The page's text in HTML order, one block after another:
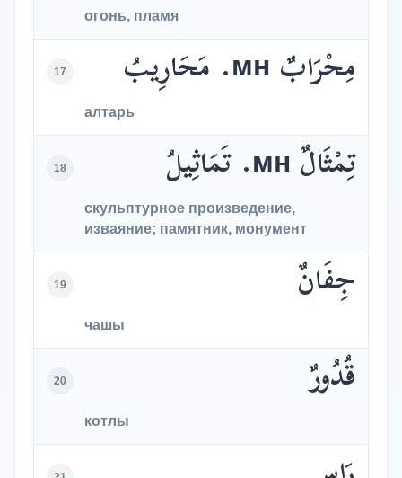
огонь, пламя
17 مِحْرَابٌ мн. مَحَارِيبُ
алтарь
18 تِمْثَالٌ мн. تَمَاثِيلُ
скульптурное произведение,
изваяние; памятник, монумент
19 جِفَانٌ
чашы
20 قُدُورٌ
котлы